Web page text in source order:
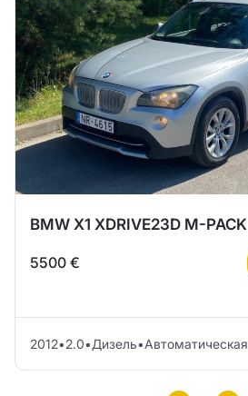
BMW X1 XDRIVE23D M-PACK
5500 €
2012•2.0•Дизель•Автоматическая